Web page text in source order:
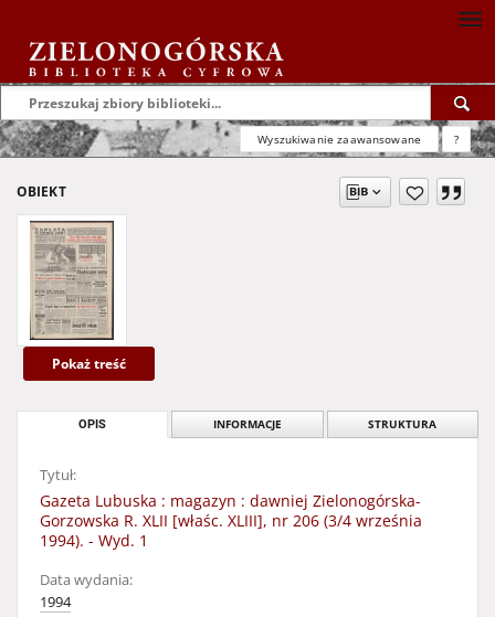
Wyszukiwanie zaawansowane ?
OBIEKT
Pokaż treść
OPIS INFORMACJE STRUKTURA
Tytuł:
Gazeta Lubuska : magazyn : dawniej Zielonogórska-
Gorzowska R. XLII [właśc. XLIII], nr 206 (3/4 września
1994). - Wyd. 1
Data wydania:
1994